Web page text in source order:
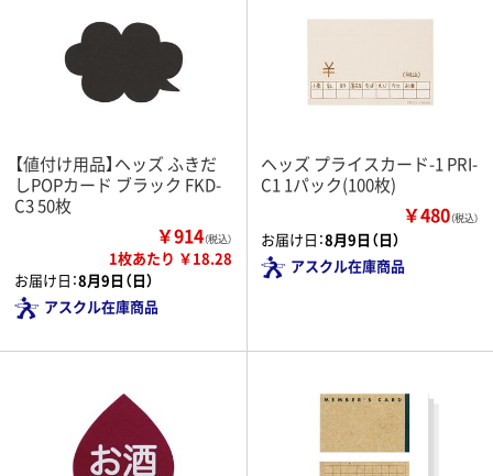
【値付け用品】ヘッズ ふきだ
しPOPカード ブラック FKD-
C3 50枚
￥914（税込）
1枚あたり ￥18.28
お届け日：8月9日（日）
アスクル在庫商品
ヘッズ プライスカード-1 PRI-
C1 1パック(100枚)
￥480（税込）
お届け日：8月9日（日）
アスクル在庫商品